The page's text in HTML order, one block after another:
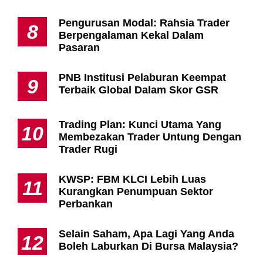
8
Pengurusan Modal: Rahsia Trader
Berpengalaman Kekal Dalam
Pasaran
9
PNB Institusi Pelaburan Keempat
Terbaik Global Dalam Skor GSR
10
Trading Plan: Kunci Utama Yang
Membezakan Trader Untung Dengan
Trader Rugi
11
KWSP: FBM KLCI Lebih Luas
Kurangkan Penumpuan Sektor
Perbankan
12
Selain Saham, Apa Lagi Yang Anda
Boleh Laburkan Di Bursa Malaysia?